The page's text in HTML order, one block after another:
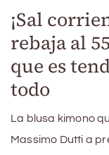
¡Sal
rebaja al
que es
todo
La blusa kimono
Massimo Dutti a